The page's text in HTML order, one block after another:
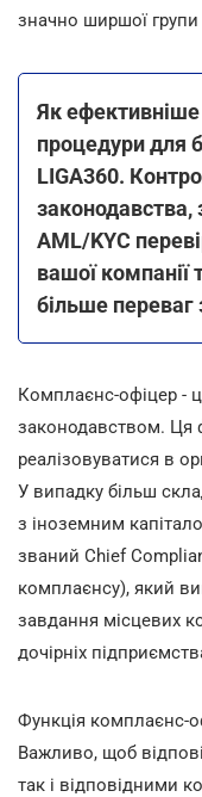
значно ширшої
Як
процедури для
LIGA360.
законодавства,
AML/KYC
вашої компанії
більше переваг
Комплаєнс-офіцер -
законодавством. Ця
реалізовуватися в
У випадку більш
з іноземним
званий Chief
комплаєнсу), який
завдання місцевих
дочірніх
Функція комплаєнс-
Важливо, щоб
так і відповідними